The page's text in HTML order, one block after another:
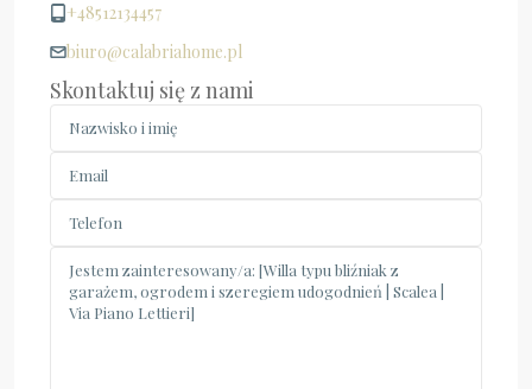
+48512134457
biuro@calabriahome.pl
Skontaktuj się z nami